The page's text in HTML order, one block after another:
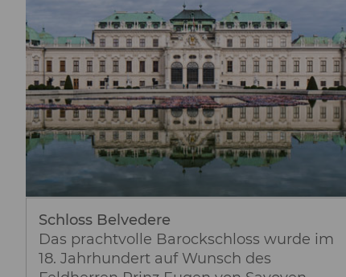
Schloss Belvedere
Das prachtvolle Barockschloss wurde im
18. Jahrhundert auf Wunsch des